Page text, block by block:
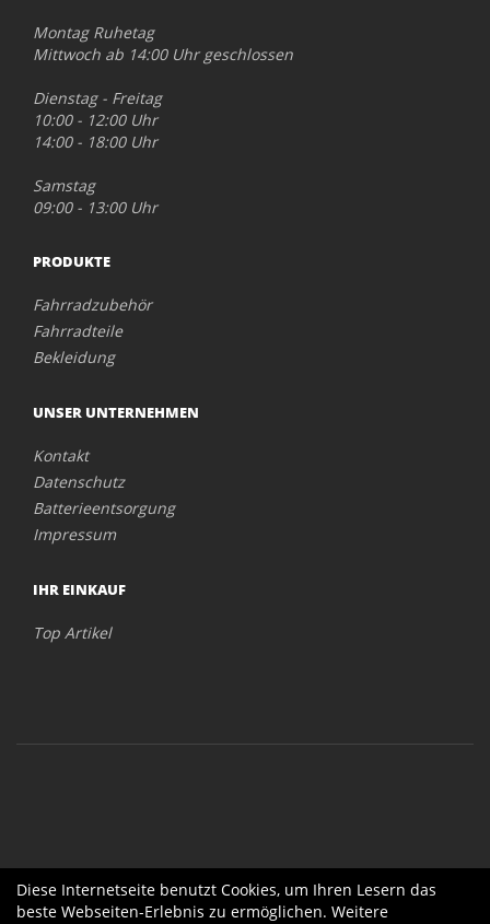
Montag Ruhetag
Mittwoch ab 14:00 Uhr geschlossen
Dienstag - Freitag
10:00 - 12:00 Uhr
14:00 - 18:00 Uhr
Samstag
09:00 - 13:00 Uhr
PRODUKTE
Fahrradzubehör
Fahrradteile
Bekleidung
UNSER UNTERNEHMEN
Kontakt
Datenschutz
Batterieentsorgung
Impressum
IHR EINKAUF
Top Artikel
Diese Internetseite benutzt Cookies, um Ihren Lesern das
beste Webseiten-Erlebnis zu ermöglichen. Weitere